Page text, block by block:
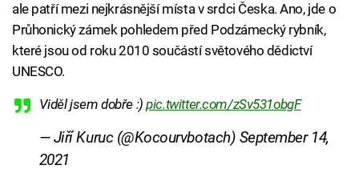
ale patří mezi nejkrásnější místa v srdci Česka. Ano, jde o
Průhonický zámek pohledem před Podzámecký rybník,
které jsou od roku 2010 součástí světového dědictví
UNESCO.
Viděl jsem dobře :)pic.twitter.com/zSv531obgF
— Jiří Kuruc (@Kocourvbotach) September 14,
2021